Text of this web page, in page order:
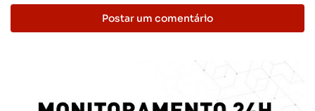
Postar um comentário